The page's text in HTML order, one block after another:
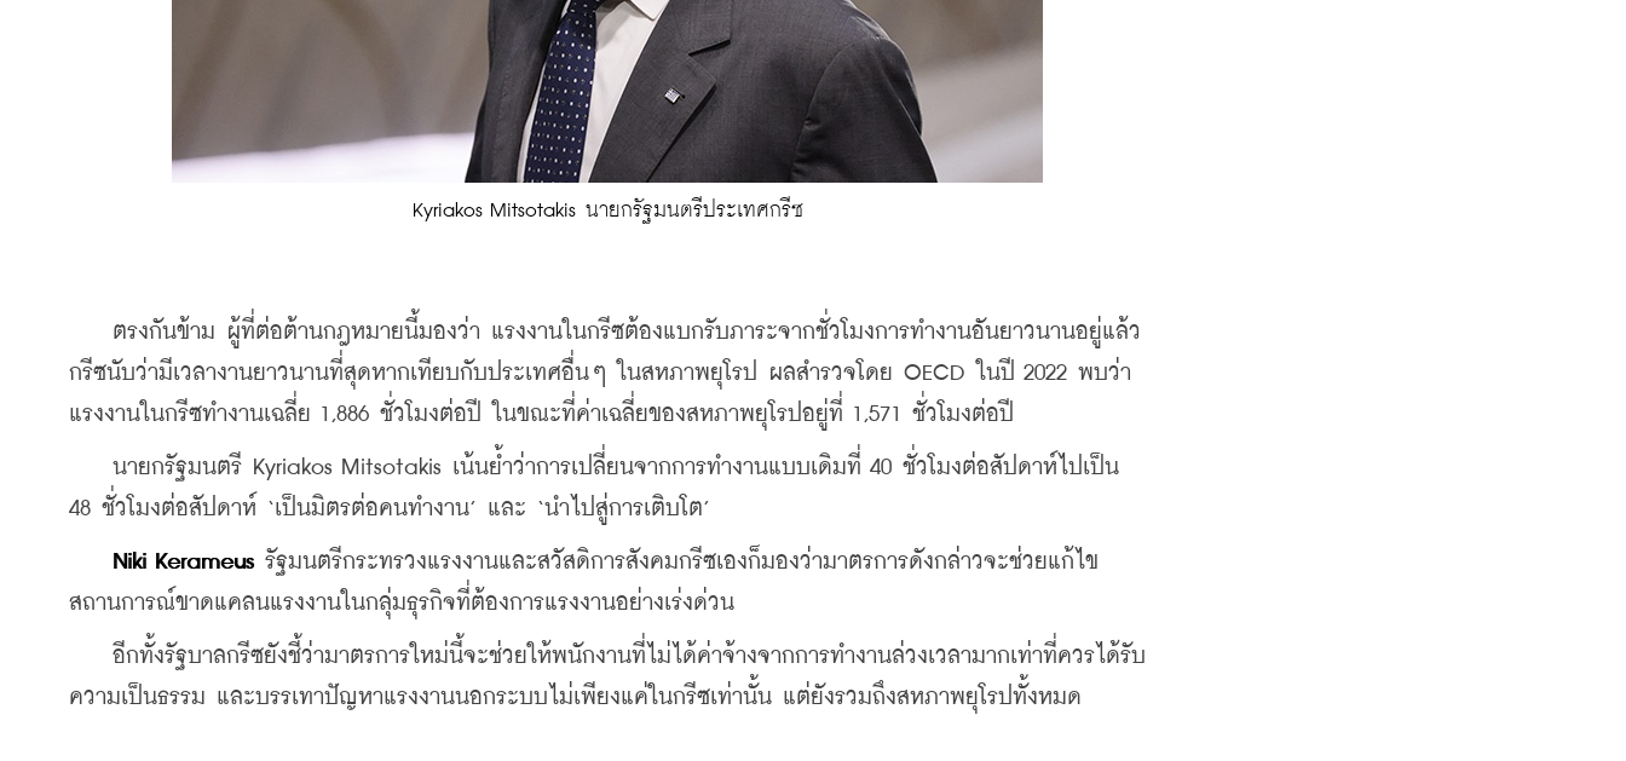
Kyriakos Mitsotakis นายกรัฐมนตรีประเทศกรีซ
ตรงกันข้าม ผู้ที่ต่อต้านกฎหมายนี้มองว่า แรงงานในกรีซต้องแบกรับภาระจากชั่วโมงการทำงานอันยาวนานอยู่แล้ว
กรีซนับว่ามีเวลางานยาวนานที่สุดหากเทียบกับประเทศอื่นๆ ในสหภาพยุโรป ผลสำรวจโดย OECD ในปี 2022 พบว่า
แรงงานในกรีซทำงานเฉลี่ย 1,886 ชั่วโมงต่อปี ในขณะที่ค่าเฉลี่ยของสหภาพยุโรปอยู่ที่ 1,571 ชั่วโมงต่อปี
นายกรัฐมนตรี Kyriakos Mitsotakis เน้นย้ำว่าการเปลี่ยนจากการทำงานแบบเดิมที่ 40 ชั่วโมงต่อสัปดาห์ไปเป็น
48 ชั่วโมงต่อสัปดาห์ ‘เป็นมิตรต่อคนทำงาน’ และ ‘นำไปสู่การเติบโต’
Niki Kerameus รัฐมนตรีกระทรวงแรงงานและสวัสดิการสังคมกรีซเองก็มองว่ามาตรการดังกล่าวจะช่วยแก้ไข
สถานการณ์ขาดแคลนแรงงานในกลุ่มธุรกิจที่ต้องการแรงงานอย่างเร่งด่วน
อีกทั้งรัฐบาลกรีซยังชี้ว่ามาตรการใหม่นี้จะช่วยให้พนักงานที่ไม่ได้ค่าจ้างจากการทำงานล่วงเวลามากเท่าที่ควรได้รับ
ความเป็นธรรม และบรรเทาปัญหาแรงงานนอกระบบไม่เพียงแค่ในกรีซเท่านั้น แต่ยังรวมถึงสหภาพยุโรปทั้งหมด